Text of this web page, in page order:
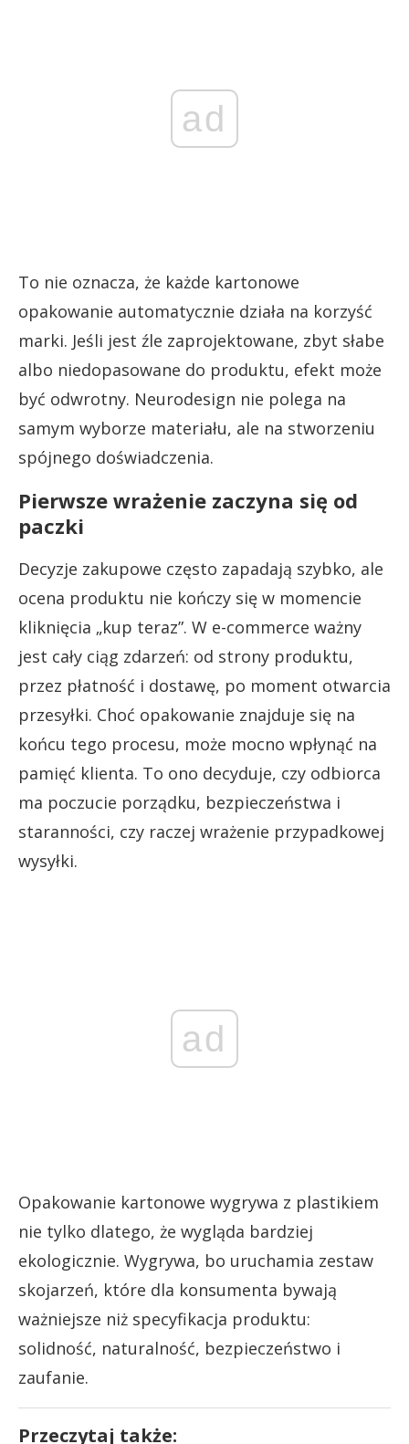
ad
To nie oznacza, że każde kartonowe
opakowanie automatycznie działa na korzyść
marki. Jeśli jest źle zaprojektowane, zbyt słabe
albo niedopasowane do produktu, efekt może
być odwrotny. Neurodesign nie polega na
samym wyborze materiału, ale na stworzeniu
spójnego doświadczenia.
Pierwsze wrażenie zaczyna się od
paczki
Decyzje zakupowe często zapadają szybko, ale
ocena produktu nie kończy się w momencie
kliknięcia „kup teraz”. W e-commerce ważny
jest cały ciąg zdarzeń: od strony produktu,
przez płatność i dostawę, po moment otwarcia
przesyłki. Choć opakowanie znajduje się na
końcu tego procesu, może mocno wpłynąć na
pamięć klienta. To ono decyduje, czy odbiorca
ma poczucie porządku, bezpieczeństwa i
staranności, czy raczej wrażenie przypadkowej
wysyłki.
ad
Opakowanie kartonowe wygrywa z plastikiem
nie tylko dlatego, że wygląda bardziej
ekologicznie. Wygrywa, bo uruchamia zestaw
skojarzeń, które dla konsumenta bywają
ważniejsze niż specyfikacja produktu:
solidność, naturalność, bezpieczeństwo i
zaufanie.
Przeczytaj także: